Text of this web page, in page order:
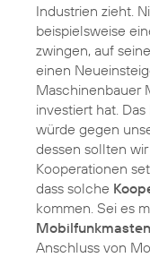
Industrien zieht.
beispielsweise
zwingen, auf
einen
Maschinenbauer
investiert hat.
würde gegen
dessen sollten
Kooperationen
dass solche
kommen. Sei es
Mobilfunkmasten
Anschluss von